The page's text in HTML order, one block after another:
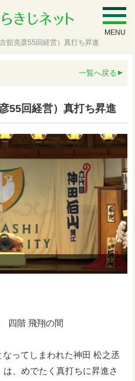
MENU
舘克彦55回経営）真打ち昇進
一覧へ戻る
55回経営）真打ち昇進
四階 飛翔の間
ってしまわれた神田 松之丞
、めでたく真打ちに昇進さ